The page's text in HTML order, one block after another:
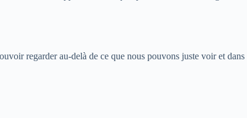
regarder au-delà de ce que nous pouvons juste voir et dans